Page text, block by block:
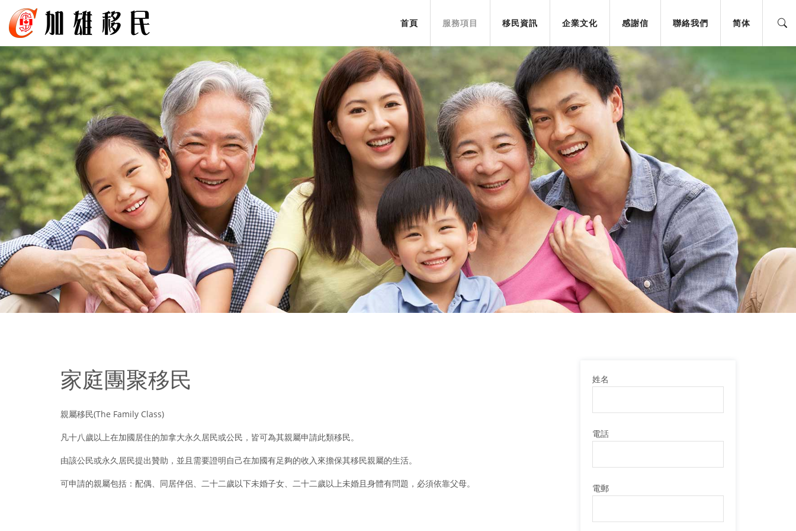
首頁 服務項目 移民資訊 企業文化 感謝信 聯絡我們 简体
家庭團聚移民
親屬移民(The Family Class)
凡十八歲以上在加國居住的加拿大永久居民或公民，皆可為其親屬申請此類移民。
由該公民或永久居民提出贊助，並且需要證明自己在加國有足夠的收入來擔保其移民親屬的生活。
可申請的親屬包括：配偶、同居伴侶、二十二歲以下未婚子女、二十二歲以上未婚且身體有問題，必須依靠父母。
姓名
電話
電郵